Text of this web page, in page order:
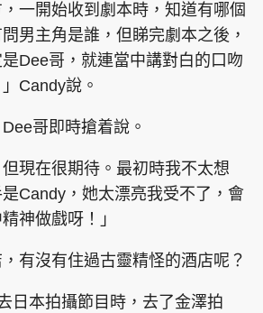
一開始收到劇本時，知道有哪個
男主角是誰，但睇完劇本之後，
Dee哥，就連當中講對白的口吻
Candy說。
哥即時搶着說。
但現在很期待。最初時我不太想
Candy，她太漂亮我受不了，會
神做戲呀！」
有沒有住過古靈精怪的酒店呢？
日本拍攝節目時，去了金澤拍